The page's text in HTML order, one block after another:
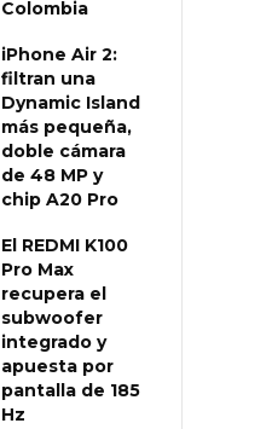
Colombia
iPhone Air 2:
filtran una
Dynamic Island
más pequeña,
doble cámara
de 48 MP y
chip A20 Pro
El REDMI K100
Pro Max
recupera el
subwoofer
integrado y
apuesta por
pantalla de 185
Hz